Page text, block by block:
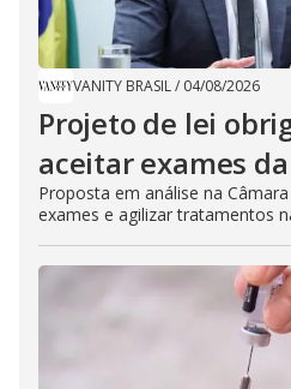
VANITY BRASIL/ 04/08/2026
Projeto de lei
aceitar exames
Proposta em análise na
exames e agilizar tratamentos